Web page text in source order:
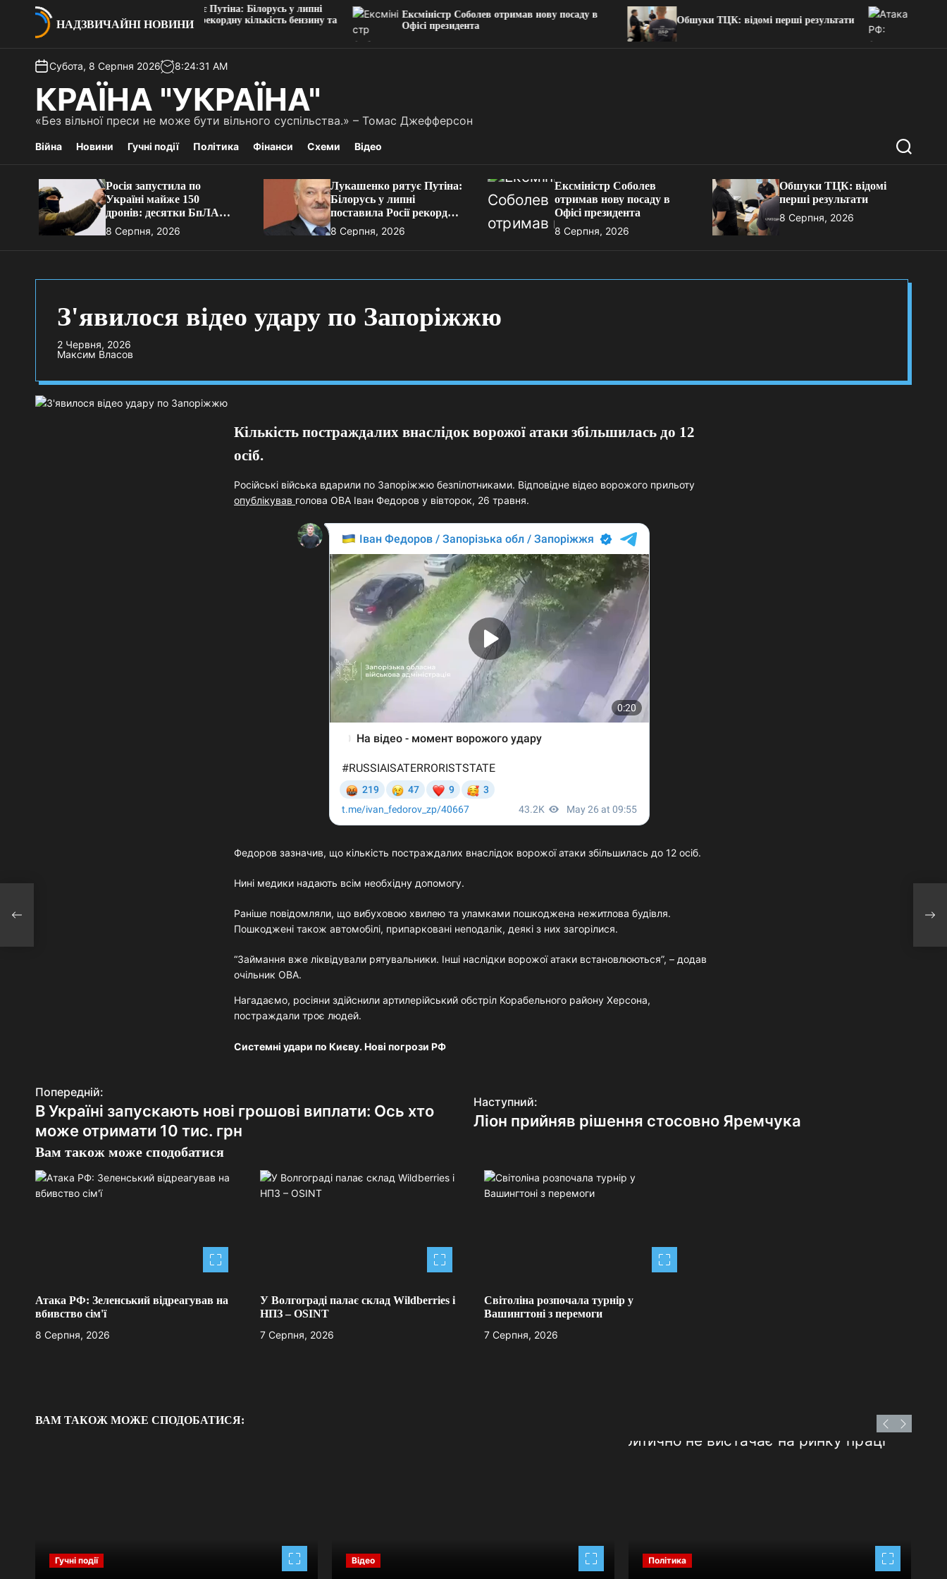
НАДЗВИЧАЙНІ НОВИНИ
Лукашенко рятує Путіна: Білорусь у липні
поставила Росії рекордну кількість бензину та
дизеля, – Reuters
Ексміністр Соболев отримав нову посаду в
Офісі президента
Обшуки ТЦК: відомі перші результати
Атака РФ:
вбивство сім'ї
Субота, 8 Серпня 2026 8:24:31 AM
КРАЇНА "УКРАЇНА"
«Без вільної преси не може бути вільного суспільства.» – Томас Джефферсон
Війна Новини Гучні події Політика Фінанси Схеми Відео
П
Росія запустила по
Україні майже 150
дронів: десятки БпЛА
прорвалися до цілей
8 Серпня, 2026
Лукашенко рятує Путіна:
Білорусь у липні
поставила Росії рекордну
кількість бензину та
дизеля, – Reuters
8 Серпня, 2026
Ексміністр Соболев
отримав нову посаду в
Офісі президента
8 Серпня, 2026
Обшуки ТЦК: відомі
перші результати
8 Серпня, 2026
З'явилося відео удару по Запоріжжю
2 Червня, 2026
Максим Власов
Кількість постраждалих внаслідок ворожої атаки збільшилась до 12
осіб.
Російські війська вдарили по Запоріжжю безпілотниками. Відповідне відео ворожого прильоту
опублікував голова ОВА Іван Федоров у вівторок, 26 травня.
Федоров зазначив, що кількість постраждалих внаслідок ворожої атаки збільшилась до 12 осіб.
Нині медики надають всім необхідну допомогу.
Раніше повідомляли, що вибуховою хвилею та уламками пошкоджена нежитлова будівля.
Пошкоджені також автомобілі, припарковані неподалік, деякі з них загорілися.
“Займання вже ліквідували рятувальники. Інші наслідки ворожої атаки встановлюються”, – додав
очільник ОВА.
Нагадаємо, росіяни здійснили артилерійський обстріл Корабельного району Херсона,
постраждали троє людей.
Системні удари по Києву. Нові погрози РФ
Н
а
в
і
г
я
з
и
Попередній:
В Україні запускають нові грошові виплати: Ось хто
може отримати 10 тис. грн
Наступний:
Ліон прийняв рішення стосовно Яремчука
Вам також може сподобатися
Атака РФ: Зеленський відреагував на
вбивство сім'ї
8 Серпня, 2026
У Волгограді палає склад Wildberries і
НПЗ – OSINT
7 Серпня, 2026
Світоліна розпочала турнір у
Вашингтоні з перемоги
7 Серпня, 2026
ВАМ ТАКОЖ МОЖЕ СПОДОБАТИСЯ:
Гучні події Відео Політика